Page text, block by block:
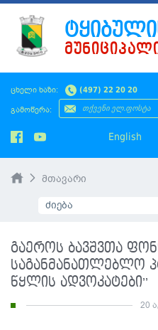
ცხელი ხაზი: (497) 22 20 20
გამოწერა:
English
ᲢᲧᲘᲑᲣᲚᲘ
ᲡᲐᲙᲠᲔᲑᲣᲚᲝ
ᲛᲝᲥᲐᲚᲐᲥᲔᲡ
SMS ᲞᲚᲐᲢᲤᲝᲠᲛᲐ
ᲡᲔᲠᲕᲘᲡᲔᲑᲘ
მთავარი
გაეროს ბავშვთა
საგანმანათლებლო
წყლის ადვოკატები’’
20